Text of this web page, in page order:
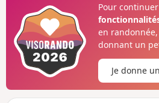
chaussé car les passages rocheux
éprouvants. ⚠️ 15/06/2026 : un
éboulement au niveau du cul de la
permettant pas de suivre cet
entre 3 et 4 par le GR®738. Merci
messages si vous avez des
de cet arrêté.
Pour
en
donnant un
Je donne